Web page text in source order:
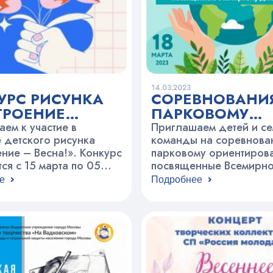
РИСУНКА
к участие в
детского рисунка
– Весна!». Конкурс
с 15 марта по 05
года.Конкурсные
творчества «На
по адресу:
переулок, д.
жюри конкурса и
лучших работ – 31
14.03.2023
ПАРКОВОМУ
СТАРТЫ”
Приглашаем детей и
команды на
парковому
посвященные
Земли. 18 марта в
Екатерининский парк с
Олимпийского
Подробнее